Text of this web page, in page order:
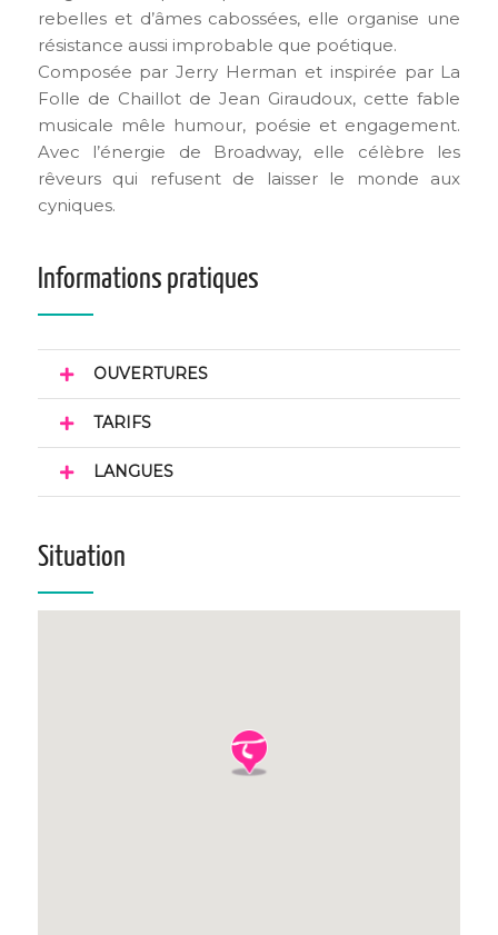
rebelles et d’âmes cabossées, elle organise une
résistance aussi improbable que poétique.
Composée par Jerry Herman et inspirée par La
Folle de Chaillot de Jean Giraudoux, cette fable
musicale mêle humour, poésie et engagement.
Avec l’énergie de Broadway, elle célèbre les
rêveurs qui refusent de laisser le monde aux
cyniques.
Informations pratiques
OUVERTURES
TARIFS
LANGUES
Situation